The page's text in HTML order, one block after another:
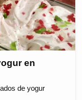
en
de yogur